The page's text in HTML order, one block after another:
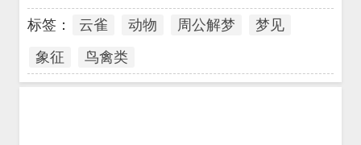
标签： 云雀 动物 周公解梦
梦见
象征
鸟禽类